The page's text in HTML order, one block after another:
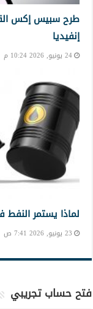
طرح سبيس إكس
إنفيديا
24 يونيو, 2026 10:24 م
لماذا يستمر النفط
23 يونيو, 2026 7:41 ص
فتح حساب تجريبي